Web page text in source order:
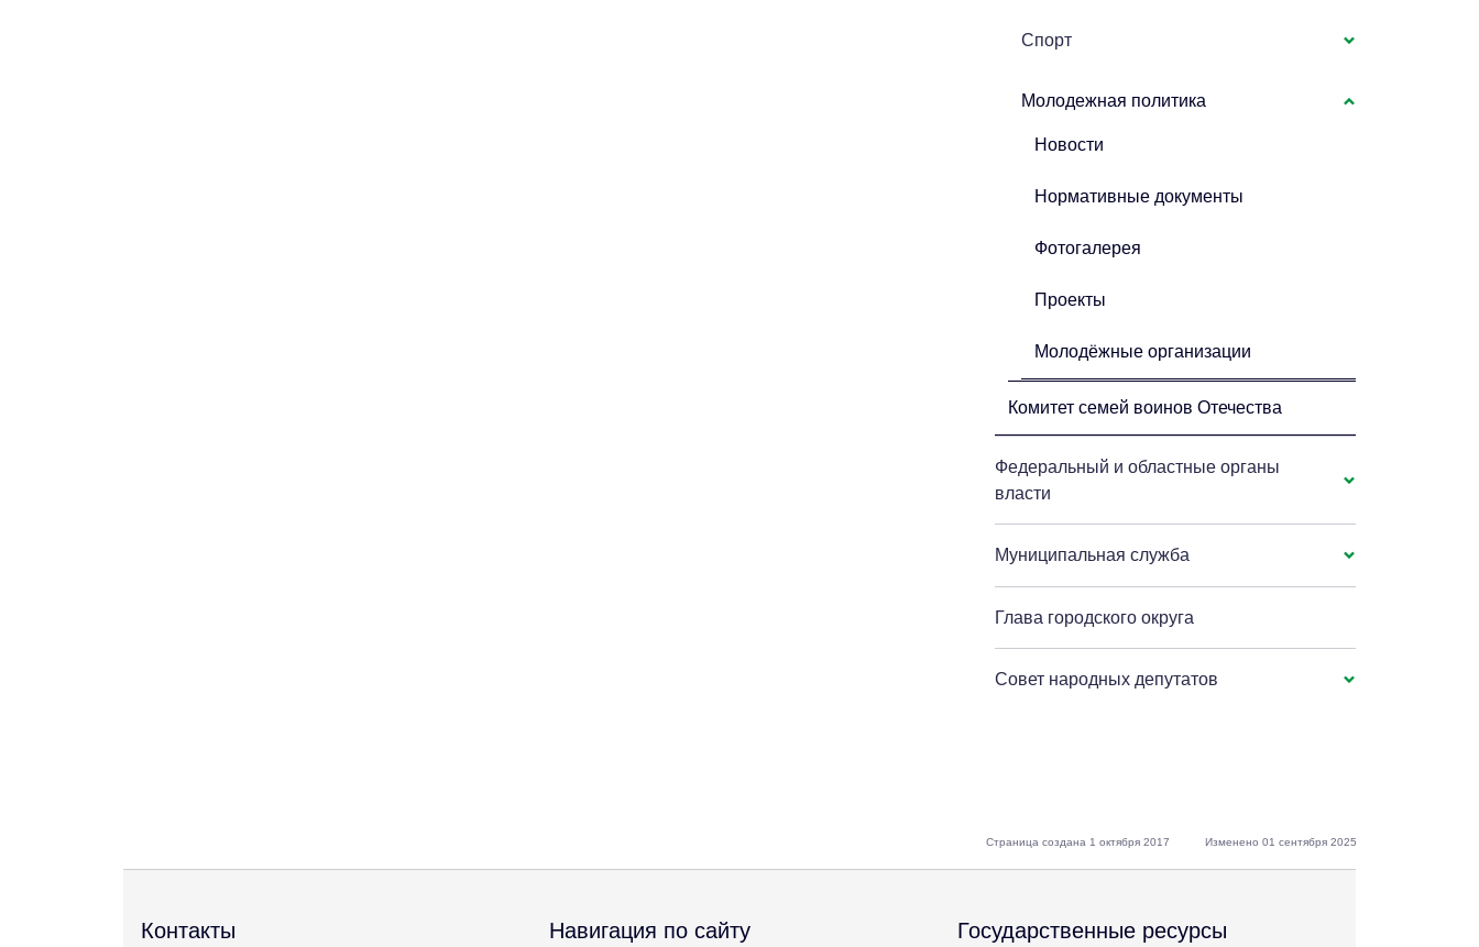
Спорт
Молодежная политика
Новости
Нормативные документы
Фотогалерея
Проекты
Молодёжные организации
Комитет семей воинов Отечества
Федеральный и областные органы
власти
Муниципальная служба
Глава городского округа
Совет народных депутатов
Страница создана 1 октября 2017 Изменено 01 сентября 2025
Контакты Навигация по сайту Государственные ресурсы